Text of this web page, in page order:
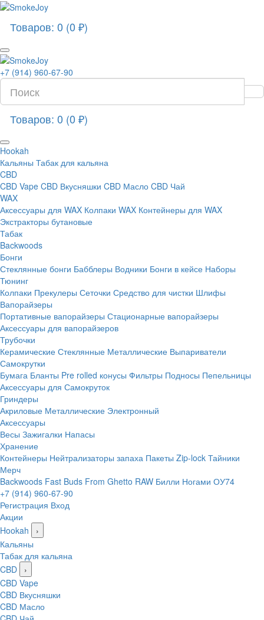
Товаров: 0 (0 ₽)
+7 (914) 960-67-90
Товаров: 0 (0 ₽)
Hookah
Кальяны Табак для кальяна
CBD
CBD Vape CBD Вкусняшки CBD Масло CBD Чай
WAX
Аксессуары для WAX Колпаки WAX Контейнеры для WAX
Экстракторы бутановые
Табак
Backwoods
Бонги
Стеклянные бонги Бабблеры Водники Бонги в кейсе Наборы
Тюнинг
Колпаки Прекулеры Сеточки Средство для чистки Шлифы
Вапорайзеры
Портативные вапорайзеры Стационарные вапорайзеры
Аксессуары для вапорайзеров
Трубочки
Керамические Стеклянные Металлические Выпариватели
Самокрутки
Бумага Бланты Pre rolled конусы Фильтры Подносы Пепельницы
Аксессуары для Самокруток
Гриндеры
Акриловые Металлические Электронный
Аксессуары
Весы Зажигалки Напасы
Хранение
Контейнеры Нейтрализаторы запаха Пакеты Zip-lock Тайники
Мерч
Backwoods Fast Buds From Ghetto RAW Билли Ногами ОУ74
+7 (914) 960-67-90
Регистрация Вход
Акции
Hookah
›
Кальяны
Табак для кальяна
CBD
›
CBD Vape
CBD Вкусняшки
CBD Масло